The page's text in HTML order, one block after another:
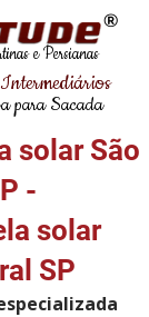
e Persianas
®
para Sacada
solar São
-
solar
SP